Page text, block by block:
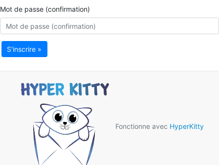
Mot de passe (confirmation)
S'inscrire »
Fonctionne avec HyperKitty